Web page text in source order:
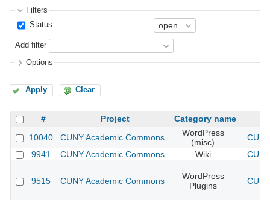
Filters
Status
Add filter
Options
Apply Clear
# Project
Category name
10040
CUNY Academic Commons
WordPress
(misc)
9941
CUNY Academic Commons Wiki
9515 CUNY Academic Commons
WordPress
Plugins